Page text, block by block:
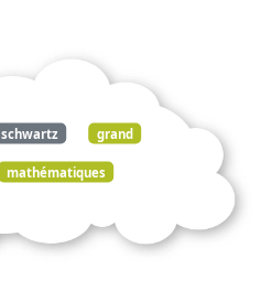
schwartz grand
mathématiques